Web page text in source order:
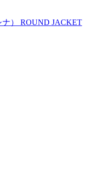
ナ） ROUND JACKET